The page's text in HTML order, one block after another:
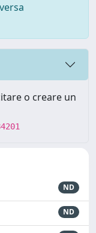
o creare un
ND
ND